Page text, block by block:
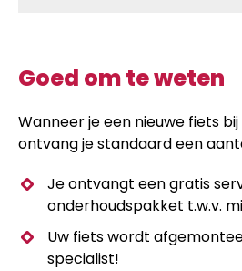
Goed om te weten
Wanneer je een nieuwe fiets
ontvang je standaard een
Je ontvangt een gratis
onderhoudspakket t.w.v.
Uw fiets wordt
specialist!